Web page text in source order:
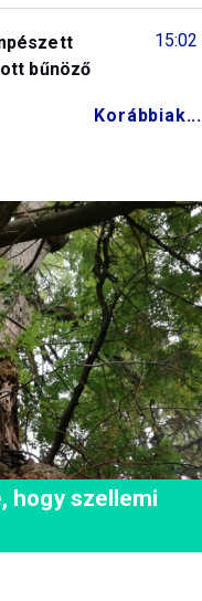
15:02
bűnöző
Korábbiak...
hogy szellemi